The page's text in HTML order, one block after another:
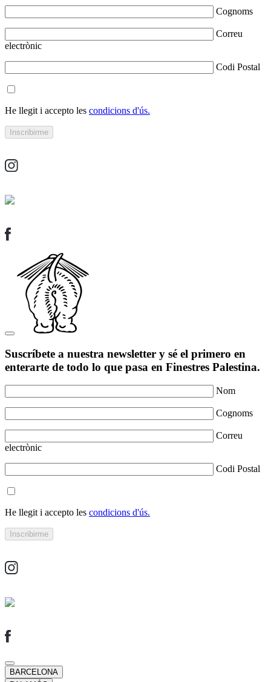
Cognoms
Correu
electrònic
Codi Postal
He llegit i accepto les condicions d'ús.
Suscríbete a nuestra newsletter y sé el primero en
enterarte de todo lo que pasa en Finestres Palestina.
Nom
Cognoms
Correu
electrònic
Codi Postal
He llegit i accepto les condicions d'ús.
BARCELONA